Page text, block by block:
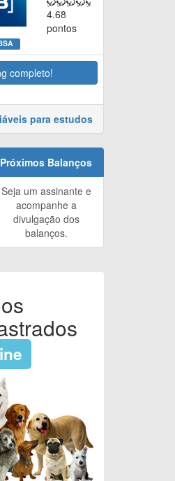
4.68
pontos
completo!
para estudos
Próximos Balanços
Seja um assinante e
acompanhe a
divulgação dos
balanços.